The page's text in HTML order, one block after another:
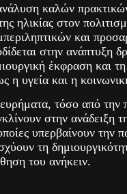
καλών πρακτικών
ηλικίας στον
και
στην ανάπτυξη
έκφραση και
η υγεία και η
τόσο από την
στην ανάδειξη
υπερβαίνουν την
τη
του ανήκειν.